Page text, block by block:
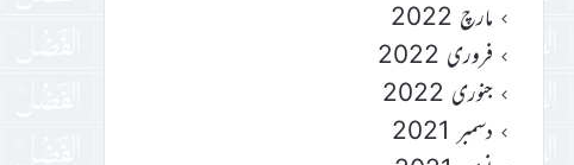
مارچ 2022
فروری 2022
جنوری 2022
دسمبر 2021